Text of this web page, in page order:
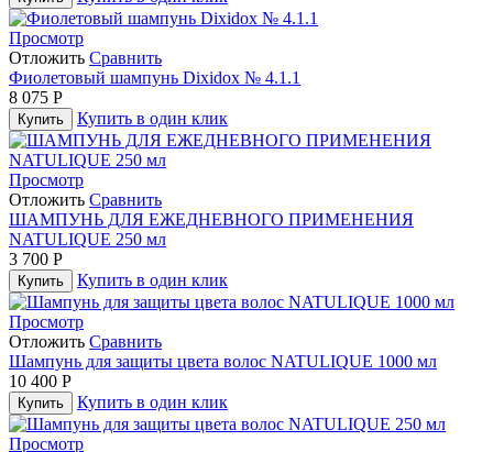
Просмотр
Отложить Сравнить
Фиолетовый шампунь Dixidox № 4.1.1
8 075 Р
Купить Купить в один клик
Просмотр
Отложить Сравнить
ШАМПУНЬ ДЛЯ ЕЖЕДНЕВНОГО ПРИМЕНЕНИЯ
NATULIQUE 250 мл
3 700 Р
Купить Купить в один клик
Просмотр
Отложить Сравнить
Шампунь для защиты цвета волос NATULIQUE 1000 мл
10 400 Р
Купить Купить в один клик
Просмотр